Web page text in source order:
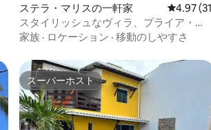
ステラ・マリスの一軒家 レビュー
4.97
スタイリッシュなヴィラ、プライア・
ド・フラメンゴ、サルバー、バイアンキ
家族 · ロケーション · 移動のしやすさ
スーパーホスト
スーパーホスト